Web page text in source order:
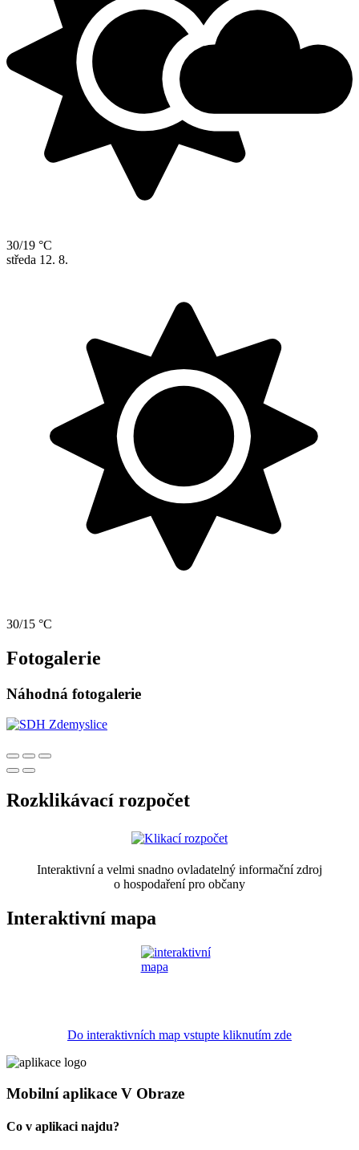
30/19 °C
středa 12. 8.
30/15 °C
Fotogalerie
Náhodná fotogalerie
Rozklikávací rozpočet
Interaktivní a velmi snadno ovladatelný informační zdroj
o hospodaření pro občany
Interaktivní mapa
Do interaktivních map vstupte kliknutím zde
Mobilní aplikace V Obraze
Co v aplikaci najdu?